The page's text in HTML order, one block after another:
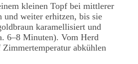
kleinen Topf bei mittlerer
und weiter erhitzen, bis sie
karamellisiert und
6–8 Minuten). Vom Herd
Zimmertemperatur abkühlen